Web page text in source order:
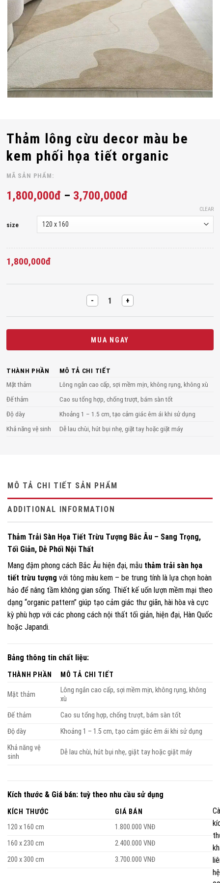
Thảm lông cừu decor màu be
kem phối họa tiết organic
MÃ SẢN PHẨM:
1,800,000đ – 3,700,000đ
size
CLEAR
1,800,000đ
MUA NGAY
THÀNH PHẦN
MÔ TẢ CHI TIẾT
Mặt thảm
Lông ngắn cao cấp, sợi mềm mịn, không rụng, không xù
Đế thảm
Cao su tổng hợp, chống trượt, bám sàn tốt
Độ dày
Khoảng 1 – 1.5 cm, tạo cảm giác êm ái khi sử dụng
Khả năng vệ sinh
Dễ lau chùi, hút bụi nhẹ, giặt tay hoặc giặt máy
MÔ TẢ CHI TIẾT SẢN PHẨM
ADDITIONAL INFORMATION
Thảm Trải Sàn Họa Tiết Trừu Tượng Bắc Âu – Sang Trọng,
Tối Giản, Dễ Phối Nội Thất
Mang đậm phong cách Bắc Âu hiện đại, mẫu thảm trải sàn họa
tiết trừu tượng với tông màu kem – be trung tính là lựa chọn hoàn
hảo để nâng tầm không gian sống. Thiết kế uốn lượn mềm mại theo
dạng “organic pattern” giúp tạo cảm giác thư giãn, hài hòa và cực
kỳ phù hợp với các phong cách nội thất tối giản, hiện đại, Hàn Quốc
hoặc Japandi.
Bảng thông tin chất liệu:
THÀNH PHẦN MÔ TẢ CHI TIẾT
Mặt thảm
Lông ngắn cao cấp, sợi mềm mịn, không rụng, không
xù
Đế thảm
Cao su tổng hợp, chống trượt, bám sàn tốt
Độ dày
Khoảng 1 – 1.5 cm, tạo cảm giác êm ái khi sử dụng
Khả năng vệ
sinh
Dễ lau chùi, hút bụi nhẹ, giặt tay hoặc giặt máy
Kích thước & Giá bán: tuỳ theo nhu cầu sử dụng
KÍCH THƯỚC
GIÁ BÁN
120 x 160 cm
1.800.000 VNĐ
160 x 230 cm
2.400.000 VNĐ
200 x 300 cm
3.700.000 VNĐ